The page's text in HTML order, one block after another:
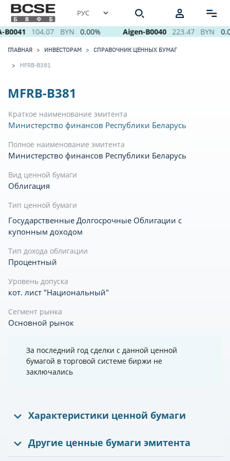
B0041 104.07 BYN 0.00% Aigen-B0040 223.47 BYN
ГЛАВНАЯ ИНВЕСТОРАМ СПРАВОЧНИК ЦЕННЫХ БУМАГ
MFRB-B381
MFRB-B381
Краткое наименование эмитента
Министерство финансов Республики Беларусь
Полное наименование эмитента
Министерство финансов Республики Беларусь
Вид ценной бумаги
Облигация
Тип ценной бумаги
Государственные Долгосрочные Облигации с
купонным доходом
Тип дохода облигации
Процентный
Уровень допуска
кот. лист "Национальный"
Сегмент рынка
Основной рынок
За последний год сделки с данной ценной
бумагой в торговой системе биржи не
заключались
Характеристики ценной бумаги
Другие ценные бумаги эмитента